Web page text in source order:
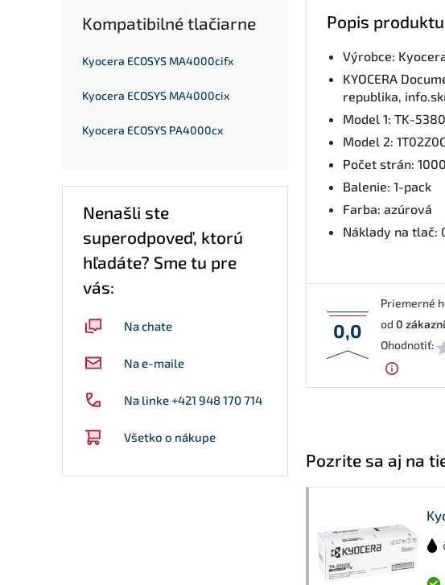
Kompatibilné tlačiarne
Kyocera ECOSYS MA4000cifx
Kyocera ECOSYS MA4000cix
Kyocera ECOSYS PA4000cx
Nenašli ste
superodpoveď, ktorú
hľadáte? Sme tu pre
vás:
Na chate
Na e-maile
Na linke +421 948 170 714
Všetko o nákupe
Popis produktu
Výrobce:
KYOCERA
republika,
Model 1: TK-
Model 2:
Počet strán:
Balenie: 1-pack
Farba: azúrová
Náklady na tlač:
0,0
Priemerné
od0
Ohodnotiť:
Pozrite sa aj na